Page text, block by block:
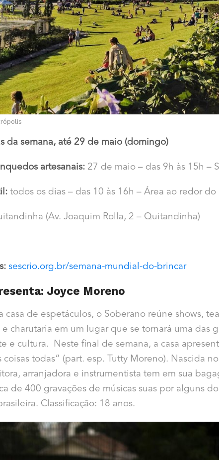
da semana, até 29 de maio (domingo)
artesanais: 27 de maio – das 9h às 15h –
todos os dias – das 10 às 16h – Área ao redor
(Av. Joaquim Rolla, 2 – Quitandinha)
sescrio.org.br/semana-mundial-do-brincar
Joyce Moreno
casa de espetáculos, o Soberano reúne shows,
charutaria em um lugar que se tornará uma das
e cultura. Neste final de semana, a casa
coisas todas” (part. esp. Tutty Moreno). Nascida
arranjadora e instrumentista tem em sua
de 400 gravações de músicas suas por alguns
Classificação: 18 anos.